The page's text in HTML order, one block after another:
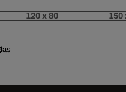
120 x 80 150